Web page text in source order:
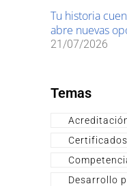
Tu historia
abre nuevas
21/07/2026
Temas
Desarrollo